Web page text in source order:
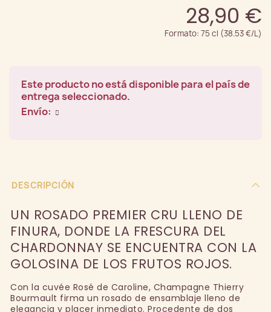
28,90 €
Formato: 75 cl (38.53 €/L)
Este producto no está disponible para el país de
entrega seleccionado.
Envío:
DESCRIPCIÓN
UN ROSADO PREMIER CRU LLENO DE
FINURA, DONDE LA FRESCURA DEL
CHARDONNAY SE ENCUENTRA CON LA
GOLOSINA DE LOS FRUTOS ROJOS.
Con la cuvée Rosé de Caroline, Champagne Thierry
Bourmault firma un rosado de ensamblaje lleno de
elegancia y placer inmediato. Procedente de dos